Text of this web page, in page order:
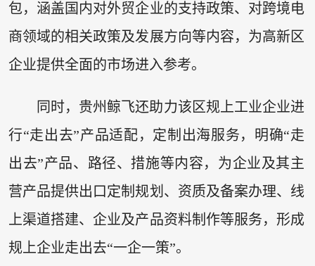
包，涵盖国内对外贸企业的支持政策、对跨境电
商领域的相关政策及发展方向等内容，为高新区
企业提供全面的市场进入参考。
同时，贵州鲸飞还助力该区规上工业企业进
行“走出去”产品适配，定制出海服务，明确“走
出去”产品、路径、措施等内容，为企业及其主
营产品提供出口定制规划、资质及备案办理、线
上渠道搭建、企业及产品资料制作等服务，形成
规上企业走出去“一企一策”。